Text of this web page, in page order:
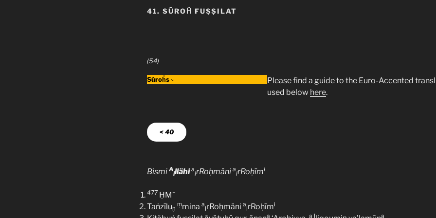
41. SŪROḦ FUṢṢILAT
(54)
Súroḧs
Please find a guide to the Euro-Accented
used below here.
< 40
Bismi A
lllähi a
lrRoḥmäni a
lrRoḥīmi
477 ḤM ~
Taṅzīluṇ
ṃmina a
lrRoḥmäni a
lrRoḥīmi
a a l a